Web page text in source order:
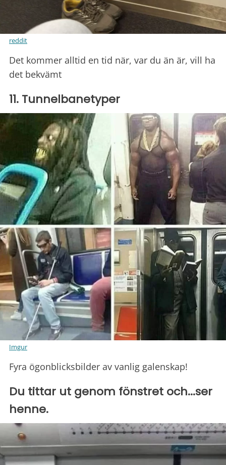
reddit
Det kommer alltid en tid när, var du än är, vill ha
det bekvämt
11. Tunnelbanetyper
Imgur
Fyra ögonblicksbilder av vanlig galenskap!
Du tittar ut genom fönstret och...ser
henne.